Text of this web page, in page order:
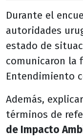
Durante el
autoridades
estado de
comunicaron la
Entendimiento
Además,
términos de
de Impacto